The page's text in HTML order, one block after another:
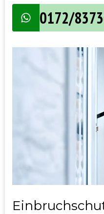
0172/